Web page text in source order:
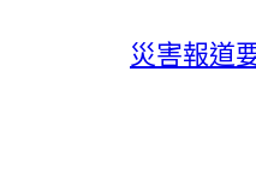
災害報道